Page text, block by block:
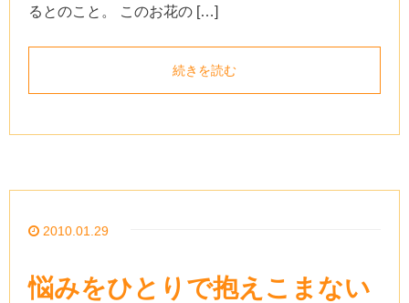
るとのこと。 このお花の […]
続きを読む
2010.01.29
悩みをひとりで抱えこまない